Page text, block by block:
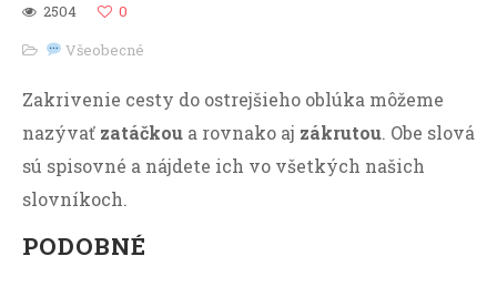
2504
0
Všeobecné
Zakrivenie cesty do ostrejšieho oblúka môžeme
nazývať zatáčkou a rovnako aj zákrutou. Obe slová
sú spisovné a nájdete ich vo všetkých našich
slovníkoch.
PODOBNÉ